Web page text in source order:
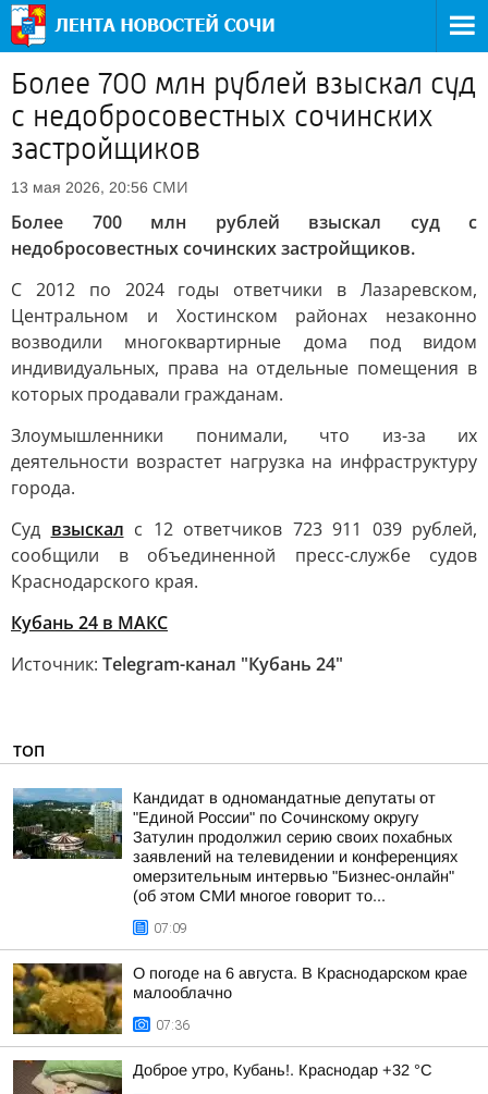
Более 700 млн рублей взыскал суд
с недобросовестных сочинских
застройщиков
13 мая 2026, 20:56 СМИ
Более 700 млн рублей взыскал суд с
недобросовестных сочинских застройщиков.
С 2012 по 2024 годы ответчики в Лазаревском,
Центральном и Хостинском районах незаконно
возводили многоквартирные дома под видом
индивидуальных, права на отдельные помещения в
которых продавали гражданам.
Злоумышленники понимали, что из-за их
деятельности возрастет нагрузка на инфраструктуру
города.
Суд взыскал с 12 ответчиков 723 911 039 рублей,
сообщили в объединенной пресс-службе судов
Краснодарского края.
Кубань 24 в MAКС
Источник: Telegram-канал "Кубань 24"
ТОП
Кандидат в одномандатные депутаты от
"Единой России" по Сочинскому округу
Затулин продолжил серию своих похабных
заявлений на телевидении и конференциях
омерзительным интервью "Бизнес-онлайн"
(об этом СМИ многое говорит то...
07:09
О погоде на 6 августа. В Краснодарском крае
малооблачно
07:36
Доброе утро, Кубань!. Краснодар +32 °С